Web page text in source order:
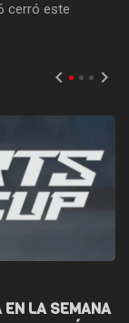
cerró este
LA SEMANA